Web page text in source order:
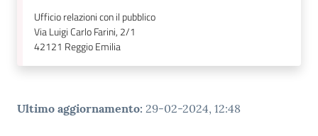
Ufficio relazioni con il pubblico
Via Luigi Carlo Farini, 2/1
42121 Reggio Emilia
Ultimo aggiornamento: 29-02-2024, 12:48